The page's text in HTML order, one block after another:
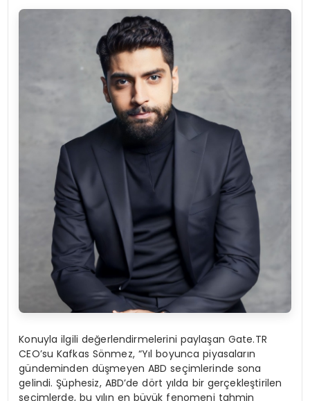
Konuyla ilgili değerlendirmelerini paylaşan Gate.TR
CEO’su Kafkas Sönmez, “Yıl boyunca piyasaların
gündeminden düşmeyen ABD seçimlerinde sona
gelindi. Şüphesiz, ABD’de dört yılda bir gerçekleştirilen
seçimlerde, bu yılın en büyük fenomeni tahmin